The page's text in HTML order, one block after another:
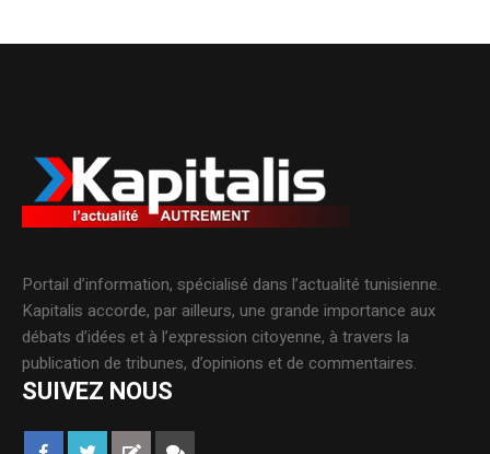
Portail d’information, spécialisé dans l’actualité tunisienne.
Kapitalis accorde, par ailleurs, une grande importance aux
débats d’idées et à l’expression citoyenne, à travers la
publication de tribunes, d’opinions et de commentaires.
SUIVEZ NOUS